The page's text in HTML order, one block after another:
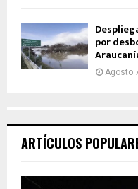
por
Agosto
ARTÍCULOS